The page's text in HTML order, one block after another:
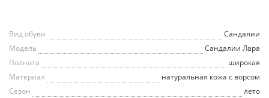
Вид обуви
Сандалии
Модель
Сандалии Лара
Полнота
широкая
Материал
натуральная кожа с ворсом
Сезон
лето